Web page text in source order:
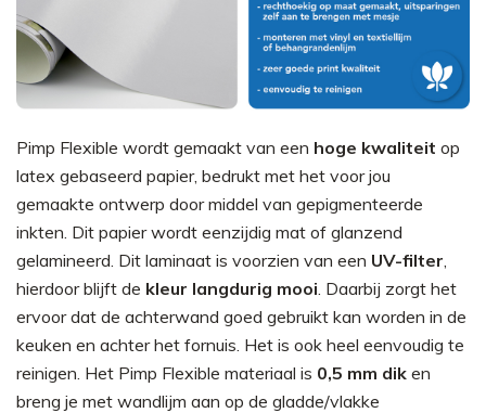
Pimp Flexible wordt gemaakt van een hoge kwaliteit op
latex gebaseerd papier, bedrukt met het voor jou
gemaakte ontwerp door middel van gepigmenteerde
inkten. Dit papier wordt eenzijdig mat of glanzend
gelamineerd. Dit laminaat is voorzien van een UV-filter
hierdoor blijft de kleur langdurig mooi . Daarbij zorgt het
ervoor dat de achterwand goed gebruikt kan worden in de
keuken en achter het fornuis. Het is ook heel eenvoudig te
reinigen. Het Pimp Flexible materiaal is 0,5 mm dik en
breng je met wandlijm aan op de gladde/vlakke